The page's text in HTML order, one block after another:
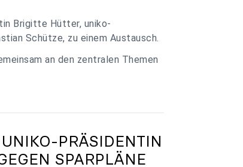
Brigitte Hütter, uniko-
Schütze, zu einem Austausch.
an den zentralen Themen
UNIKO-PRÄSIDENTIN
SPARPLÄNE